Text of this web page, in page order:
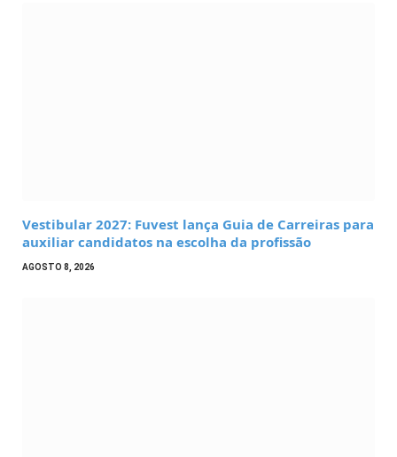
Vestibular 2027: Fuvest lança Guia de Carreiras para
auxiliar candidatos na escolha da profissão
AGOSTO 8, 2026